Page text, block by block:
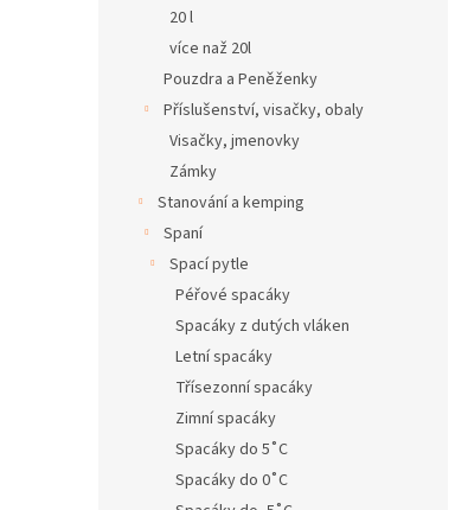
20 l
více naž 20l
Pouzdra a Peněženky
Příslušenství, visačky, obaly
Visačky, jmenovky
Zámky
Stanování a kemping
Spaní
Spací pytle
Péřové spacáky
Spacáky z dutých vláken
Letní spacáky
Třísezonní spacáky
Zimní spacáky
Spacáky do 5˚C
Spacáky do 0˚C